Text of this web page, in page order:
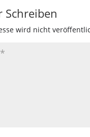
Schreiben
wird nicht